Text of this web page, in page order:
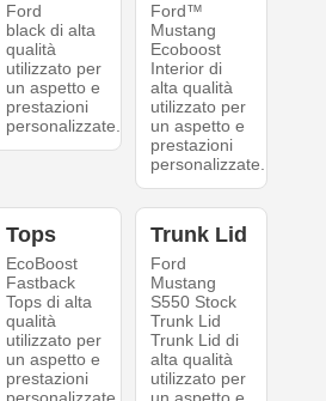
Ford
black di alta
qualità
utilizzato per
un aspetto e
prestazioni
personalizzate.
Ford™
Mustang
Ecoboost
Interior di
alta qualità
utilizzato per
un aspetto e
prestazioni
personalizzate.
Tops
EcoBoost
Fastback
Tops di alta
qualità
utilizzato per
un aspetto e
prestazioni
Trunk Lid
Ford
Mustang
S550 Stock
Trunk Lid
Trunk Lid di
alta qualità
utilizzato per